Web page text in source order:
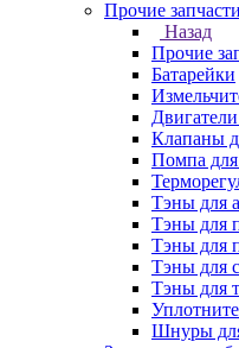
Прочие
Назад
Прочие
Батарейки
Клапаны
Помпа
Тэны для
Тэны для
Тэны для
Тэны для
Тэны для
Шнуры